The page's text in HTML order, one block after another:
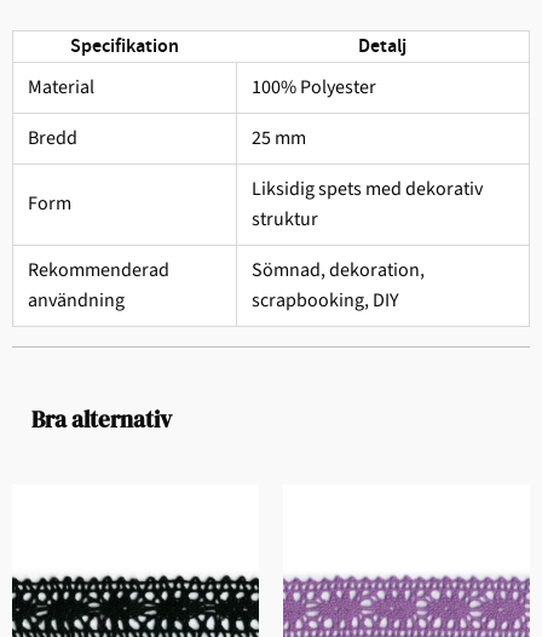
Specifikation Detalj
Material
100% Polyester
Bredd
25 mm
Form
Liksidig spets med dekorativ
struktur
Rekommenderad
användning
Sömnad, dekoration,
scrapbooking, DIY
Bra alternativ